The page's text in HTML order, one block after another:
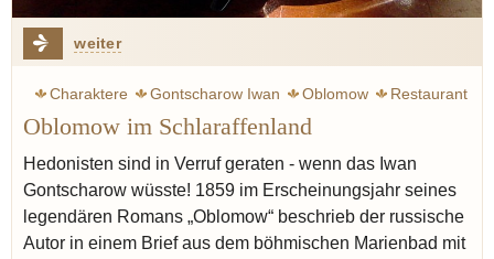
weiter
Charaktere Gontscharow Iwan Oblomow
Restaurant
Hotel
Gericht Kulinarik Tee
Austern
Lachs Madeira Champagner
Oblomow im Schlaraffenland
Hedonisten sind in Verruf geraten - wenn das Iwan
Gontscharow wüsste! 1859 im Erscheinungsjahr seines
legendären Romans „Oblomow“ beschrieb der russische
Autor in einem Brief aus dem böhmischen Marienbad mit